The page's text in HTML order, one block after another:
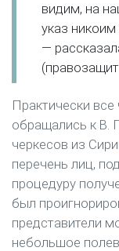
видим, на
указ
—
Практически
обращались к В.
черкесов из
перечень лиц,
процедуру
был
представители
небольшое